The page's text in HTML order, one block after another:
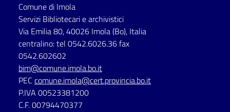
Comune di Imola
Servizi Bibliotecari e archivistici
Via Emilia 80, 40026 Imola (Bo), Italia
centralino: tel 0542.6026.36 fax
0542.602602
bim@comune.imola.bo.it
PEC comune.imola@cert.provincia.bo.it
P.IVA 00523381200
C.F. 00794470377